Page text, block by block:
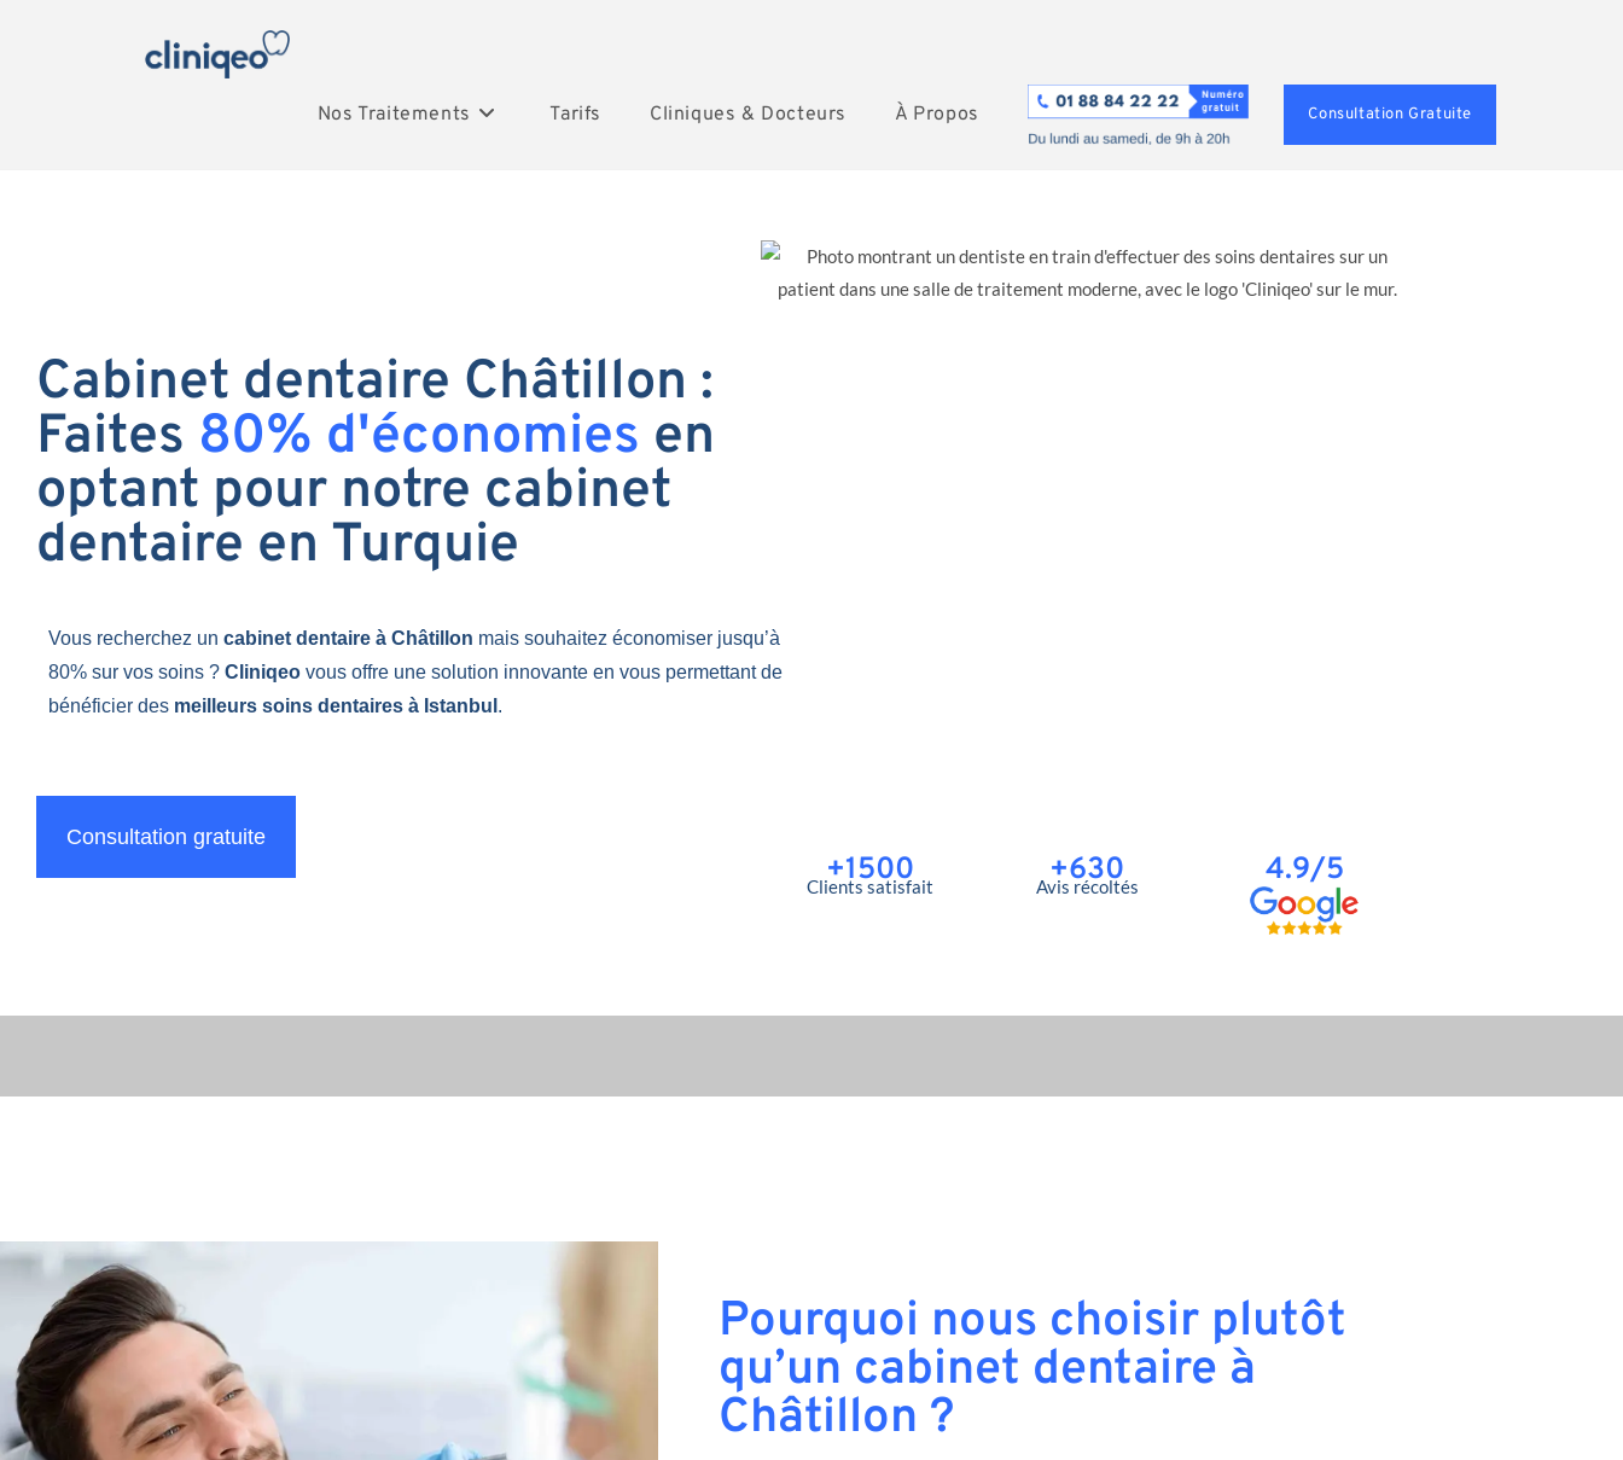
Nos Traitements Tarifs Cliniques & Docteurs À Propos Consultation Gratuite
Cabinet dentaire Châtillon :
Faites 80% d'économies en
optant pour notre cabinet
dentaire en Turquie
Vous recherchez un cabinet dentaire à Châtillon mais souhaitez économiser jusqu’à
80% sur vos soins ? Cliniqeo vous offre une solution innovante en vous permettant de
bénéficier des meilleurs soins dentaires à Istanbul .
Consultation gratuite
+1500
Clients satisfait +630
Avis récoltés 4.9/5
Pourquoi nous choisir plutôt
qu’un cabinet dentaire à
Châtillon ?